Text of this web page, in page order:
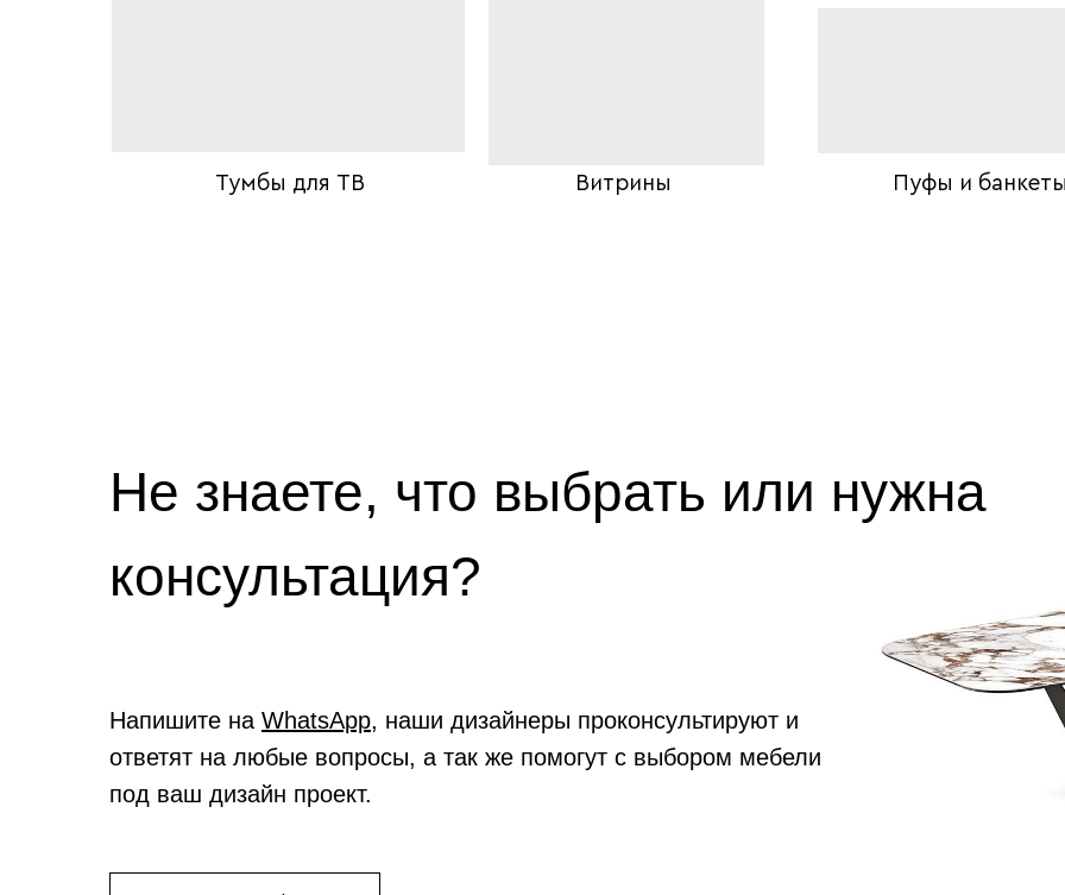
Витрины
Тумбы для ТВ Пуфы и банкеты
Напишите на WhatsApp, наши дизайнеры проконсультируют и
ответят на любые вопросы, а так же помогут с выбором мебели
под ваш дизайн проект.
Не знаете, что выбрать или нужна
консультация?